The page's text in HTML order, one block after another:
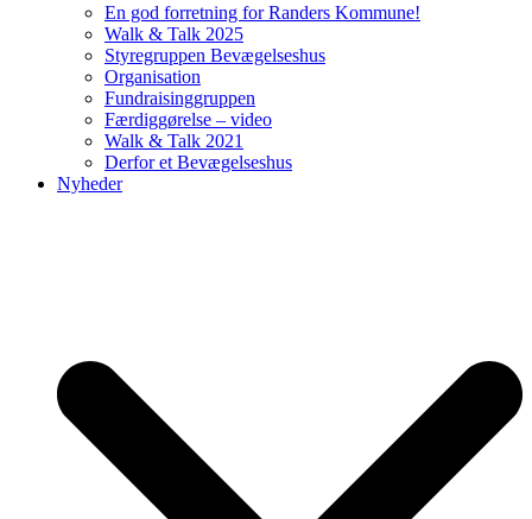
En god forretning for Randers Kommune!
Walk & Talk 2025
Styregruppen Bevægelseshus
Organisation
Fundraisinggruppen
Færdiggørelse – video
Walk & Talk 2021
Derfor et Bevægelseshus
Nyheder